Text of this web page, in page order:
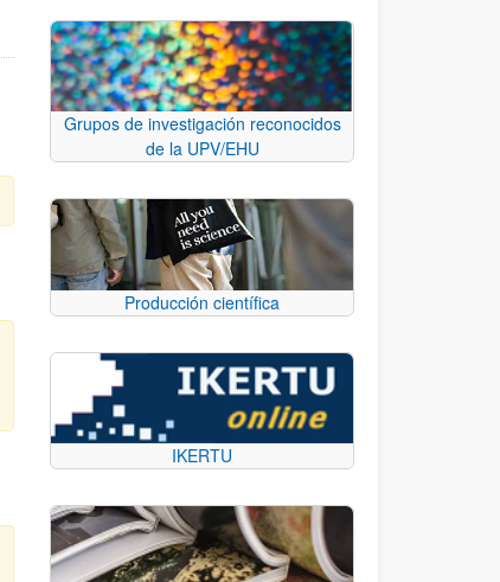
Grupos de investigación reconocidos
de la UPV/EHU
Producción científica
IKERTU